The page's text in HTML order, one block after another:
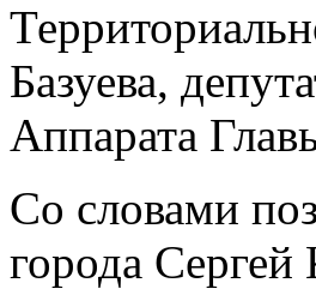
Базуева,
Аппарата
Со словами
города Сергей